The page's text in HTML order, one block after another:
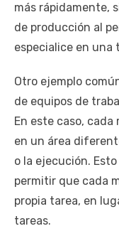
más rápidamente,
de producción al
especialice en una
Otro ejemplo
de equipos de
En este caso, cada
en un área
o la ejecución.
permitir que cada
propia tarea, en
tareas.